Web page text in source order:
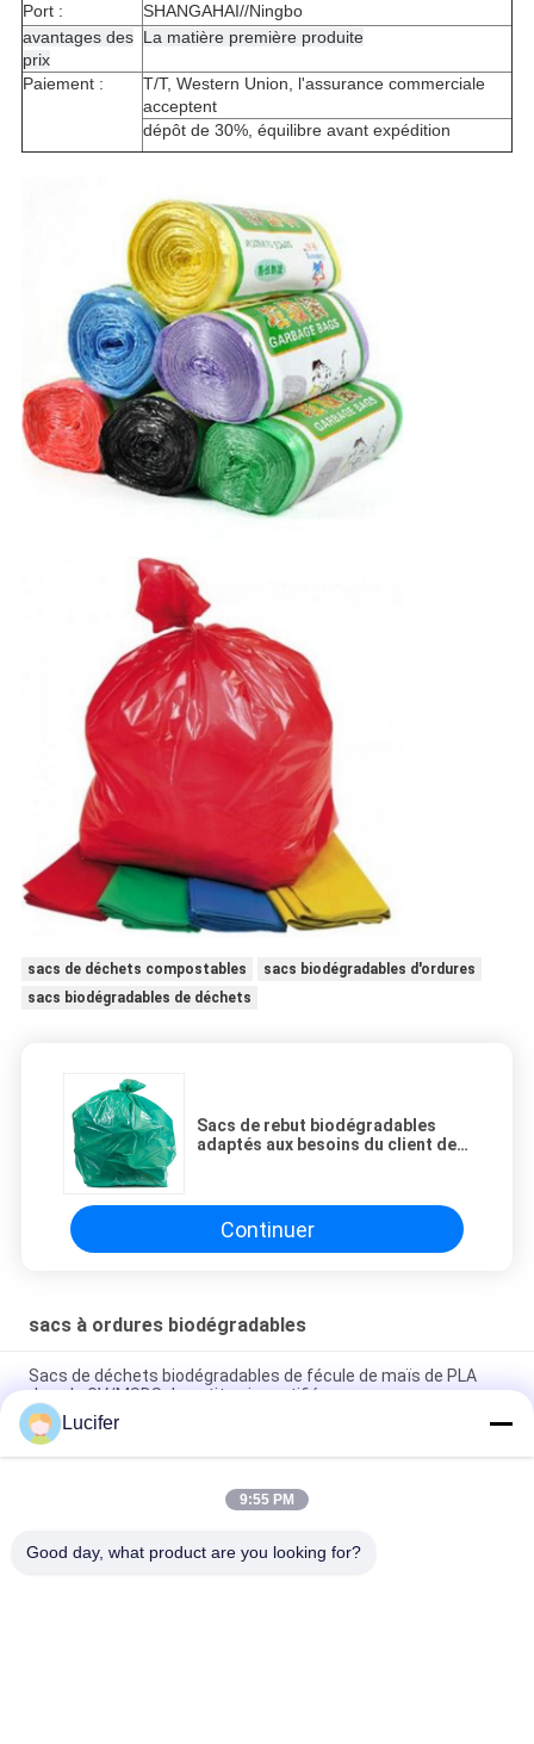
Port :
SHANGAHAI//Ningbo
avantages des
prix
La matière première produite
Paiement :
T/T, Western Union, l'assurance commerciale
acceptent
dépôt de 30%, équilibre avant expédition
sacs de déchets compostables
sacs biodégradables d'ordures
sacs biodégradables de déchets
Sacs de rebut biodégradables
adaptés aux besoins du client de
Continuer
sacs à ordures biodégradables
Sacs de déchets biodégradables de fécule de maïs de PLA
dans le GV/MSDS de petit pain certifiés
Sacs de déchets en plastique biodégradables adaptés aux
besoins du client, colorés bio - sac de déchets en plastique
Matière plastique biodégradable de PLA de sacs de déchets
Lucifer
9:55 PM
Good day, what product are you looking for?